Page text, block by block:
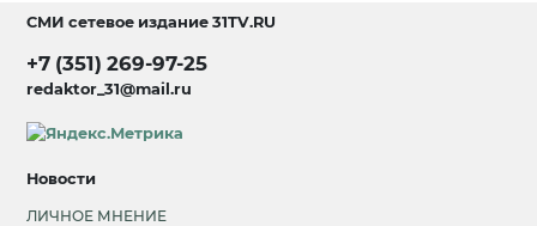
СМИ сетевое издание31TV.RU
+7 (351) 269-97-25
redaktor_31@mail.ru
Новости
ЛИЧНОЕ МНЕНИЕ